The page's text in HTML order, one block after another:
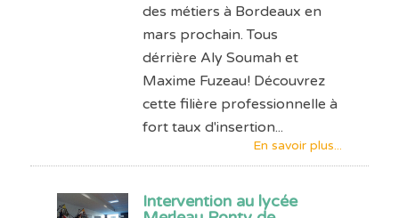
des métiers à Bordeaux en
mars prochain. Tous
dérrière Aly Soumah et
Maxime Fuzeau! Découvrez
cette filière professionnelle à
fort taux d'insertion...
En savoir plus...
Intervention au lycée